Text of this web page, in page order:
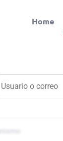
Home